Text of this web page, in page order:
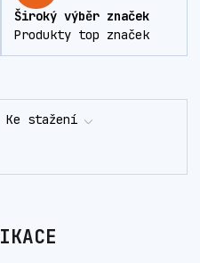
Široký výběr značek
Produkty top značek
Ke stažení